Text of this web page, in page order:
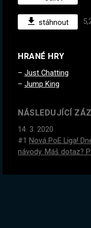
stáhnout
HRANÉ HRY
Just Chatting
Jump King
NÁSLEDUJÍCÍ
14. 3. 2020
#1 Nová PoE Liga!
návody. Máš dotaz?